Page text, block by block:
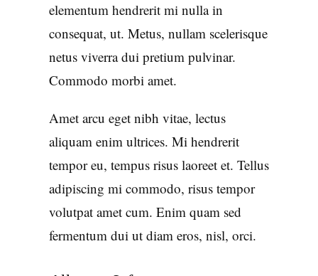
elementum hendrerit mi nulla in
consequat, ut. Metus, nullam scelerisque
netus viverra dui pretium pulvinar.
Commodo morbi amet.
Amet arcu eget nibh vitae, lectus
aliquam enim ultrices. Mi hendrerit
tempor eu, tempus risus laoreet et. Tellus
adipiscing mi commodo, risus tempor
volutpat amet cum. Enim quam sed
fermentum dui ut diam eros, nisl, orci.